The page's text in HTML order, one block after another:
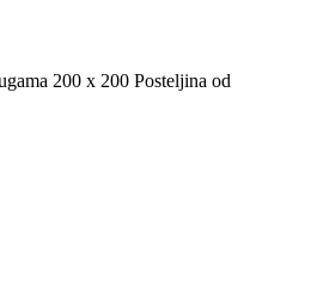
200 x 200 Posteljina od